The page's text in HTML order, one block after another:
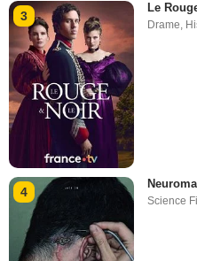
3
Le
Drame,
4
Science